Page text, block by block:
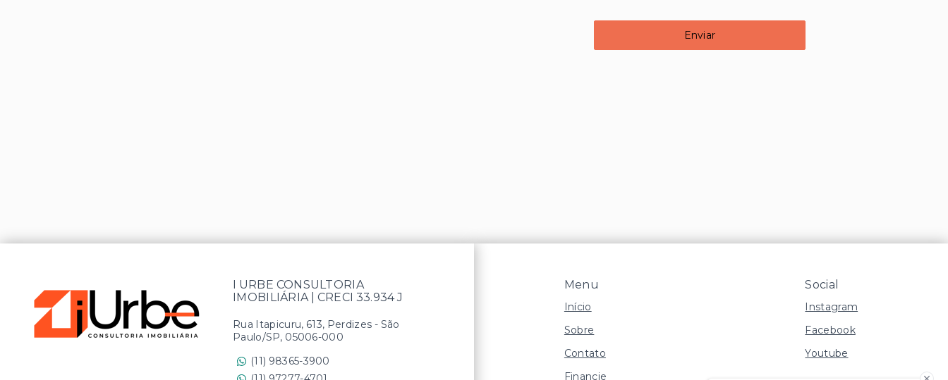
Enviar
Menu
Início
Sobre
Contato
Financie
Social
Instagram
Facebook
Youtube
I URBE CONSULTORIA
IMOBILIÁRIA | CRECI 33.934 J
Rua Itapicuru, 613, Perdizes - São
Paulo/SP, 05006-000
(11) 98365-3900